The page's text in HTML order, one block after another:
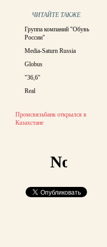
ЧИТАЙТЕ ТАКЖЕ
Группа компаний "Обувь
России"
Media-Saturn Russia
Globus
"36,6"
Real
Промсвязьбанк открылся в
Казахстане